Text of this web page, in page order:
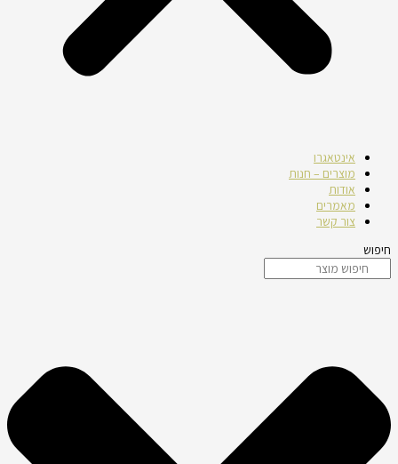
אינטאגרו
מוצרים – חנות
אודות
מאמרים
צור קשר
חיפוש